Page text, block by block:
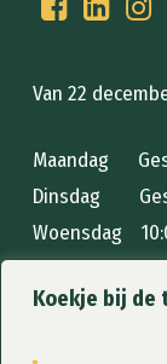
Koekje bij de
Van 22
Maandag
Dinsdag
Woensdag
Vrijdag 10:00